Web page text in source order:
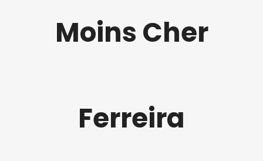
Moins Cher
Ferreira